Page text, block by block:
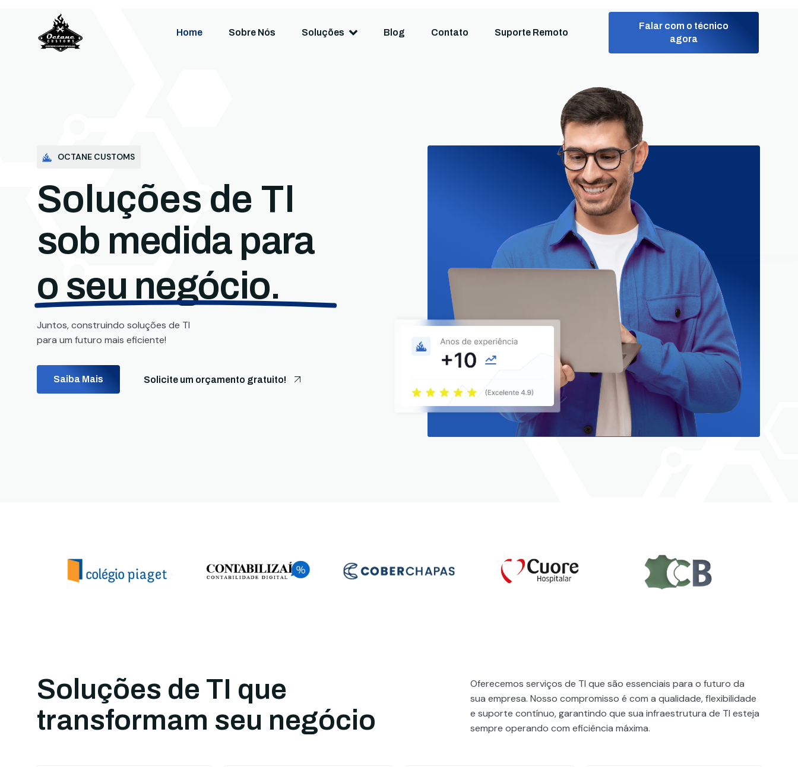
Home Sobre Nós Soluções Blog Contato Suporte Remoto
Falar com o técnico
agora
OCTANE CUSTOMS
Soluções de TI
sob medida para
o seu negócio.
Juntos, construindo soluções de TI
para um futuro mais eficiente!
Saiba Mais Solicite um orçamento gratuito!
Soluções de TI que
transformam seu negócio
Oferecemos serviços de TI que são essenciais para o futuro da
sua empresa. Nosso compromisso é com a qualidade, flexibilidade
e suporte contínuo, garantindo que sua infraestrutura de TI esteja
sempre operando com eficiência máxima.